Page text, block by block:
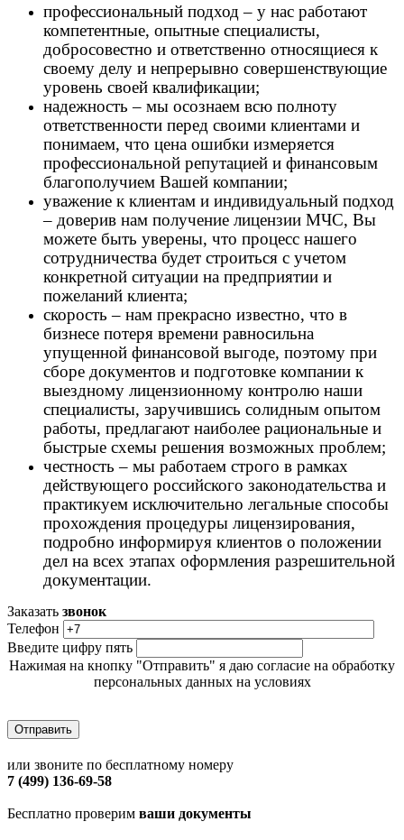
профессиональный подход – у нас работают
компетентные, опытные специалисты,
добросовестно и ответственно относящиеся к
своему делу и непрерывно совершенствующие
уровень своей квалификации;
надежность – мы осознаем всю полноту
ответственности перед своими клиентами и
понимаем, что цена ошибки измеряется
профессиональной репутацией и финансовым
благополучием Вашей компании;
уважение к клиентам и индивидуальный подход
– доверив нам получение лицензии МЧС, Вы
можете быть уверены, что процесс нашего
сотрудничества будет строиться с учетом
конкретной ситуации на предприятии и
пожеланий клиента;
скорость – нам прекрасно известно, что в
бизнесе потеря времени равносильна
упущенной финансовой выгоде, поэтому при
сборе документов и подготовке компании к
выездному лицензионному контролю наши
специалисты, заручившись солидным опытом
работы, предлагают наиболее рациональные и
быстрые схемы решения возможных проблем;
честность – мы работаем строго в рамках
действующего российского законодательства и
практикуем исключительно легальные способы
прохождения процедуры лицензирования,
подробно информируя клиентов о положении
дел на всех этапах оформления разрешительной
документации.
Заказать звонок
Телефон
Введите цифру пять
Нажимая на кнопку "Отправить" я даю согласие на обработку
персональных данных на условиях
или звоните по бесплатному номеру
7 (499) 136-69-58
Бесплатно проверим ваши документы